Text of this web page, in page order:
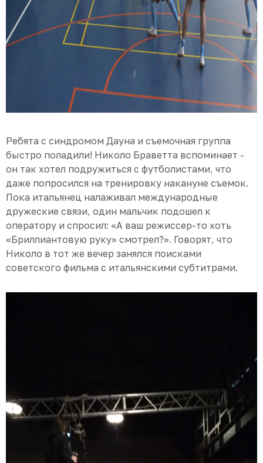
Ребята с синдромом Дауна и съемочная группа
быстро поладили! Николо Браветта вспоминает -
он так хотел подружиться с футболистами, что
даже попросился на тренировку накануне съемок.
Пока итальянец налаживал международные
дружеские связи, один мальчик подошел к
оператору и спросил: «А ваш режиссер-то хоть
«Бриллиантовую руку» смотрел?». Говорят, что
Николо в тот же вечер занялся поисками
советского фильма с итальянскими субтитрами.